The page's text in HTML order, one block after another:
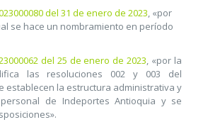
del 31 de enero de 2023, «por
se hace un nombramiento en período
del 25 de enero de 2023, «por la
las resoluciones 002 y 003 del
establecen la estructura administrativa y
de Indeportes Antioquia y se